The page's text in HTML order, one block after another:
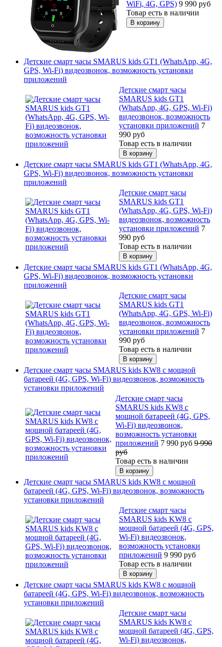
WiFi, 4G, GPS) 9 990 руб
Товар есть в наличии
Детские смарт часы SMARUS kids GT1 (WhatsApp, 4G,
GPS, Wi-Fi) видеозвонок, возможность установки
приложений
Детские смарт часы
SMARUS kids GT1
(WhatsApp, 4G, GPS, Wi-Fi)
видеозвонок, возможность
установки приложений 7
990 руб
Товар есть в наличии
Детские смарт часы SMARUS kids GT1 (WhatsApp, 4G,
GPS, Wi-Fi) видеозвонок, возможность установки
приложений
Детские смарт часы
SMARUS kids GT1
(WhatsApp, 4G, GPS, Wi-Fi)
видеозвонок, возможность
установки приложений 7
990 руб
Товар есть в наличии
Детские смарт часы SMARUS kids GT1 (WhatsApp, 4G,
GPS, Wi-Fi) видеозвонок, возможность установки
приложений
Детские смарт часы
SMARUS kids GT1
(WhatsApp, 4G, GPS, Wi-Fi)
видеозвонок, возможность
установки приложений 7
990 руб
Товар есть в наличии
Детские смарт часы SMARUS kids KW8 с мощной
батареей (4G, GPS, Wi-Fi) видеозвонок, возможность
установки приложений
Детские смарт часы
SMARUS kids KW8 с
мощной батареей (4G, GPS,
Wi-Fi) видеозвонок,
возможность установки
приложений 7 990 руб 9 990
руб
Товар есть в наличии
Детские смарт часы SMARUS kids KW8 с мощной
батареей (4G, GPS, Wi-Fi) видеозвонок, возможность
установки приложений
Детские смарт часы
SMARUS kids KW8 с
мощной батареей (4G, GPS,
Wi-Fi) видеозвонок,
возможность установки
приложений 9 990 руб
Товар есть в наличии
Детские смарт часы SMARUS kids KW8 с мощной
батареей (4G, GPS, Wi-Fi) видеозвонок, возможность
установки приложений
Детские смарт часы
SMARUS kids KW8 с
мощной батареей (4G, GPS,
Wi-Fi) видеозвонок,